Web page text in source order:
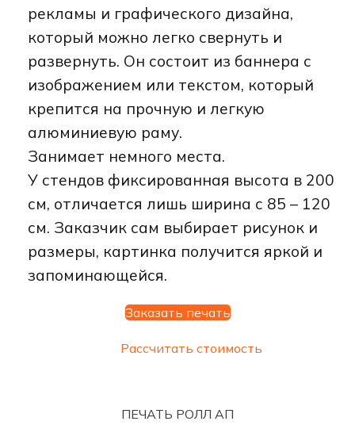
рекламы и графического дизайна,
который можно легко свернуть и
развернуть. Он состоит из баннера с
изображением или текстом, который
крепится на прочную и легкую
алюминиевую раму.
Занимает немного места.
У стендов фиксированная высота в 200
см, отличается лишь ширина с 85 – 120
см. Заказчик сам выбирает рисунок и
размеры, картинка получится яркой и
запоминающейся.
Заказать печать
Рассчитать стоимость
ПЕЧАТЬ РОЛЛ АП